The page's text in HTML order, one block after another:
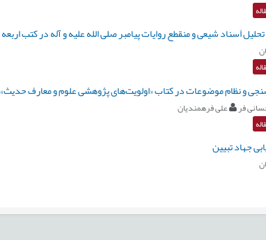
اَسناد شیعی و منقطع روایات پیامبر صلی الله علیه و آله در کتب اربعه
و نظام موضوعات در کتاب «اولویت‌های پژوهشی علوم و معارف حدیث»
فر علی فرهمندیان
جهاد تبیین